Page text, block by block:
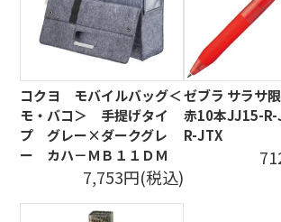
コクヨ モバイルバッグ＜
モ・バコ＞ 手提げタイ
プ グレー×ダークグレ
ー カハ－ＭＢ１１ＤＭ
7,753円(税込)
ゼブラ サラサ
赤10本JJ15-
R-JTX